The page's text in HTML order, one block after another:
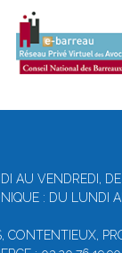
AU VENDREDI,
: DU
CONTENTIEUX,